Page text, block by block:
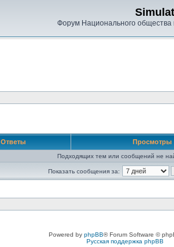
Форум Национального
Ответы Просмотры
Подходящих тем или сообщений не
Показать сообщения за:
Powered by phpBB® Forum Software ©
Русская поддержка phpBB